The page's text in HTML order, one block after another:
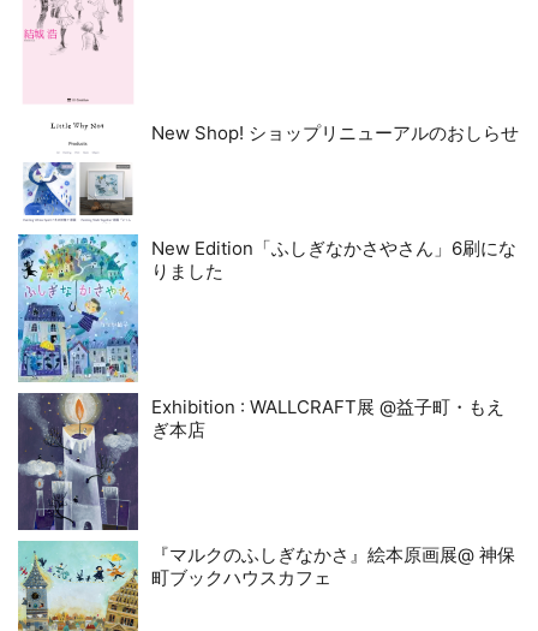
New Shop! ショップリニューアルのおしらせ
New Edition「ふしぎなかさやさん」6刷にな
りました
Exhibition : WALLCRAFT展 @益子町・もえ
ぎ本店
『マルクのふしぎなかさ』絵本原画展@ 神保
町ブックハウスカフェ